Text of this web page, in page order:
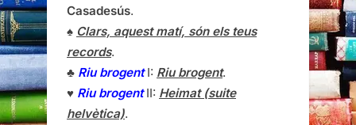
Casadesús.
♠ Clars, aquest matí, són els teus
records.
♣ Riu brogentI: Riu brogent.
♥ Riu brogentII: Heimat (suite
helvètica).